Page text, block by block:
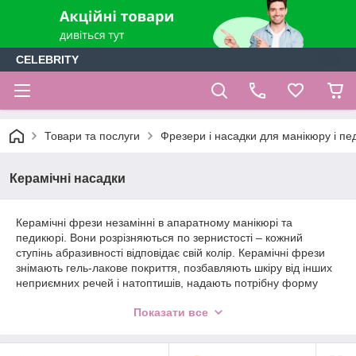
CELEBRITY
Товари та послуги Фрезери і насадки для манікюру і
Керамічні насадки
Керамічні фрези незамінні в апаратному манікюрі та
педикюрі. Вони розрізняються по зернистості – кожний
ступінь абразивності відповідає свій колір. Керамічні фрези
знімають гель-лакове покриття, позбавляють шкіру від інших
неприємних речей і натоптишів, надають потрібну форму
Керамічні фрези для апаратного манікюру і педикюру
Показати все